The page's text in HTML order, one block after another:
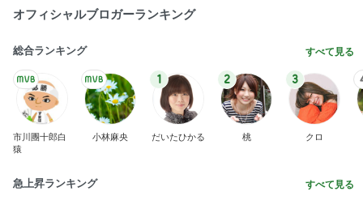
オフィシャルブロガーランキング
総合ランキング すべて見る
市川團十郎白
猿
小林麻央
1
だいたひかる
2
桃
3
クロ
急上昇ランキング すべて見る